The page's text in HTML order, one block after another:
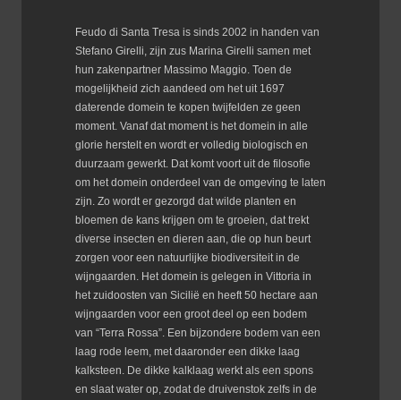
Feudo di Santa Tresa is sinds 2002 in handen van
Stefano Girelli, zijn zus Marina Girelli samen met
hun zakenpartner Massimo Maggio. Toen de
mogelijkheid zich aandeed om het uit 1697
daterende domein te kopen twijfelden ze geen
moment. Vanaf dat moment is het domein in alle
glorie herstelt en wordt er volledig biologisch en
duurzaam gewerkt. Dat komt voort uit de filosofie
om het domein onderdeel van de omgeving te laten
zijn. Zo wordt er gezorgd dat wilde planten en
bloemen de kans krijgen om te groeien, dat trekt
diverse insecten en dieren aan, die op hun beurt
zorgen voor een natuurlijke biodiversiteit in de
wijngaarden. Het domein is gelegen in Vittoria in
het zuidoosten van Sicilië en heeft 50 hectare aan
wijngaarden voor een groot deel op een bodem
van “Terra Rossa”. Een bijzondere bodem van een
laag rode leem, met daaronder een dikke laag
kalksteen. De dikke kalklaag werkt als een spons
en slaat water op, zodat de druivenstok zelfs in de